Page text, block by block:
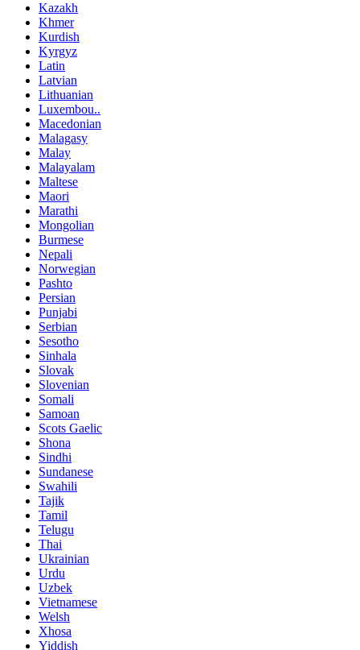
Kazakh
Khmer
Kurdish
Kyrgyz
Latin
Latvian
Lithuanian
Luxembou..
Macedonian
Malagasy
Malay
Malayalam
Maltese
Maori
Marathi
Mongolian
Burmese
Nepali
Norwegian
Pashto
Persian
Punjabi
Serbian
Sesotho
Sinhala
Slovak
Slovenian
Somali
Samoan
Scots Gaelic
Shona
Sindhi
Sundanese
Swahili
Tajik
Tamil
Telugu
Thai
Ukrainian
Urdu
Uzbek
Vietnamese
Welsh
Xhosa
Yiddish